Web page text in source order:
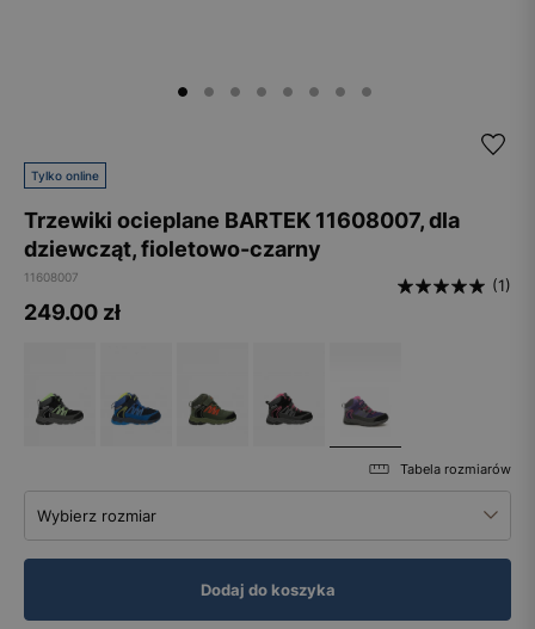
Tylko online
Trzewiki ocieplane BARTEK 11608007, dla
dziewcząt, fioletowo-czarny
11608007 (1)
249.00 zł
Tabela rozmiarów
Wybierz rozmiar
Dodaj do koszyka